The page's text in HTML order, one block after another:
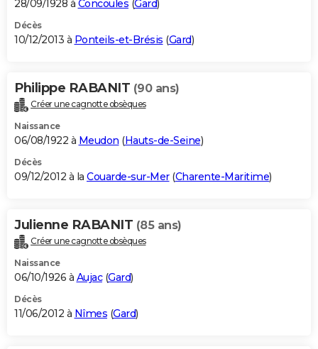
28/09/1928 à Concoules (Gard)
Décès
10/12/2013 à Ponteils-et-Brésis (Gard)
Philippe RABANIT (90 ans)
Créer une cagnotte obsèques
Naissance
06/08/1922 à Meudon (Hauts-de-Seine)
Décès
09/12/2012 à la Couarde-sur-Mer(Charente-Maritime)
Julienne RABANIT (85 ans)
Créer une cagnotte obsèques
Naissance
06/10/1926 à Aujac(Gard)
Décès
11/06/2012 à Nîmes (Gard)